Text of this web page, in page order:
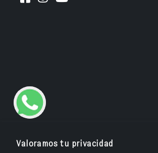
Valoramos tu privacidad